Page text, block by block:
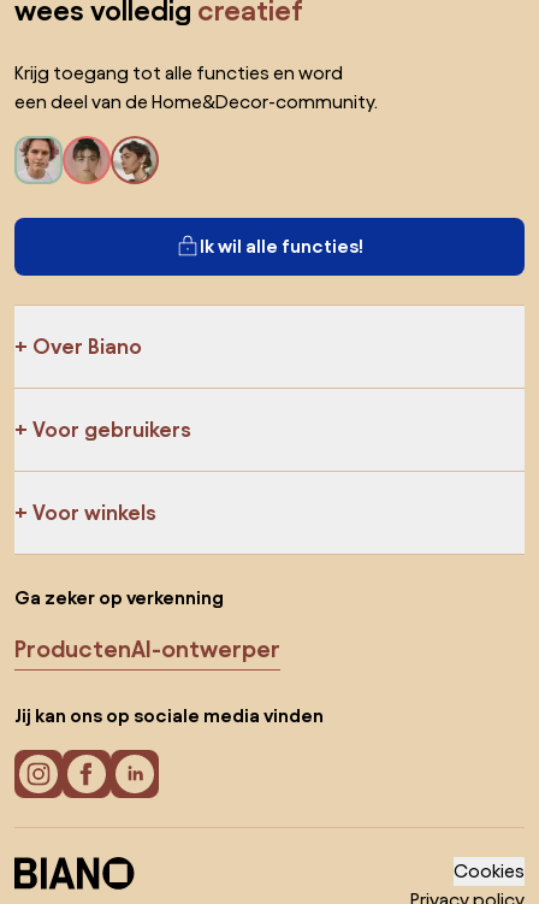
wees volledig creatief
Krijg toegang tot alle functies en word
een deel van de Home&Decor-community.
Ik wil alle functies!
Over Biano
Voor gebruikers
Voor winkels
Ga zeker op verkenning
ProductenAI-ontwerper
Jij kan ons op sociale media vinden
Cookies